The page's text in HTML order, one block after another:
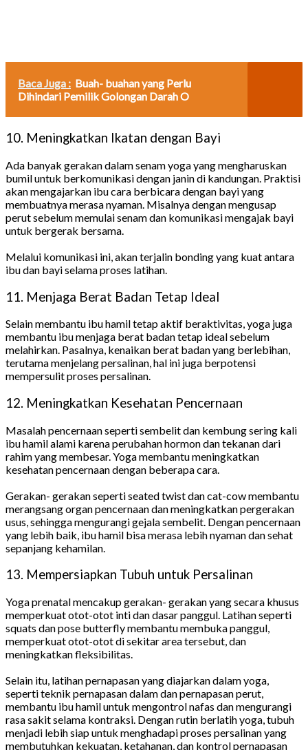
Baca Juga : Buah- buahan yang Perlu
Dihindari Pemilik Golongan Darah O
10. Meningkatkan Ikatan dengan Bayi
Ada banyak gerakan dalam senam yoga yang mengharuskan
bumil untuk berkomunikasi dengan janin di kandungan. Praktisi
akan mengajarkan ibu cara berbicara dengan bayi yang
membuatnya merasa nyaman. Misalnya dengan mengusap
perut sebelum memulai senam dan komunikasi mengajak bayi
untuk bergerak bersama.
Melalui komunikasi ini, akan terjalin bonding yang kuat antara
ibu dan bayi selama proses latihan.
11. Menjaga Berat Badan Tetap Ideal
Selain membantu ibu hamil tetap aktif beraktivitas, yoga juga
membantu ibu menjaga berat badan tetap ideal sebelum
melahirkan. Pasalnya, kenaikan berat badan yang berlebihan,
terutama menjelang persalinan, hal ini juga berpotensi
mempersulit proses persalinan.
12. Meningkatkan Kesehatan Pencernaan
Masalah pencernaan seperti sembelit dan kembung sering kali
ibu hamil alami karena perubahan hormon dan tekanan dari
rahim yang membesar. Yoga membantu meningkatkan
kesehatan pencernaan dengan beberapa cara.
Gerakan- gerakan seperti seated twist dan cat-cow membantu
merangsang organ pencernaan dan meningkatkan pergerakan
usus, sehingga mengurangi gejala sembelit. Dengan pencernaan
yang lebih baik, ibu hamil bisa merasa lebih nyaman dan sehat
sepanjang kehamilan.
13. Mempersiapkan Tubuh untuk Persalinan
Yoga prenatal mencakup gerakan- gerakan yang secara khusus
memperkuat otot-otot inti dan dasar panggul. Latihan seperti
squats dan pose butterfly membantu membuka panggul,
memperkuat otot-otot di sekitar area tersebut, dan
meningkatkan fleksibilitas.
Selain itu, latihan pernapasan yang diajarkan dalam yoga,
seperti teknik pernapasan dalam dan pernapasan perut,
membantu ibu hamil untuk mengontrol nafas dan mengurangi
rasa sakit selama kontraksi. Dengan rutin berlatih yoga, tubuh
menjadi lebih siap untuk menghadapi proses persalinan yang
membutuhkan kekuatan, ketahanan, dan kontrol pernapasan